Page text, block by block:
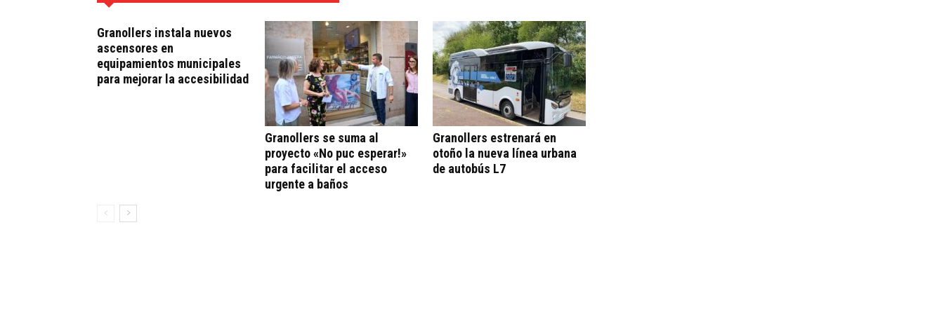
Granollers instala nuevos
ascensores en
equipamientos municipales
para mejorar la accesibilidad
Granollers se suma al
proyecto «No puc esperar!»
para facilitar el acceso
urgente a baños
Granollers estrenará en
otoño la nueva línea urbana
de autobús L7